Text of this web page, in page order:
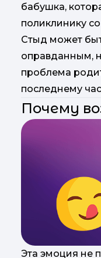
бабушка,
поликлинику
Стыд может
оправданным,
проблема
последнему
Почему
Эта эмоция не